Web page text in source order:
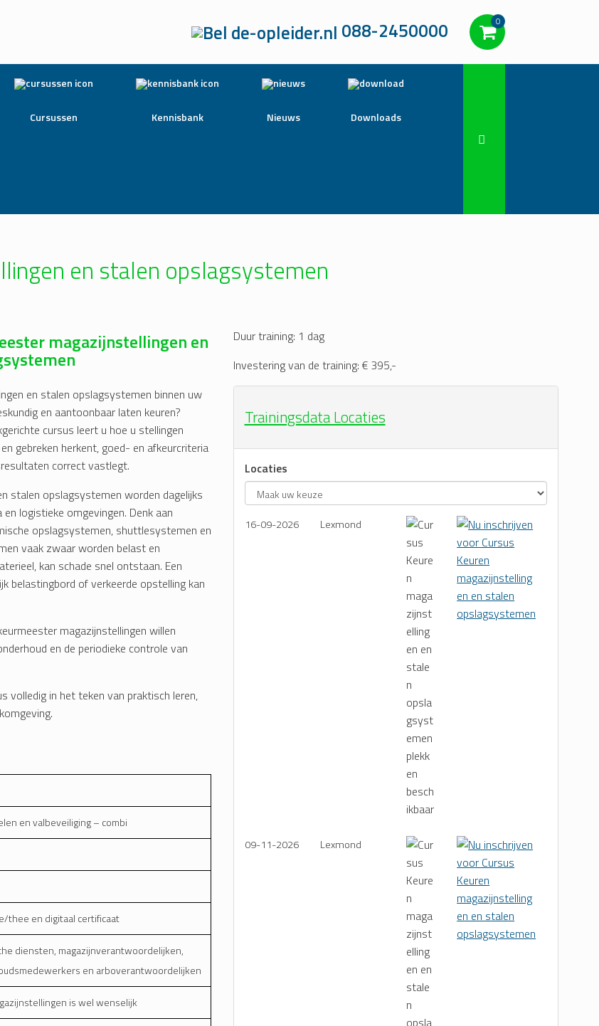
088-2450000 0
Cursussen Kennisbank Nieuws Downloads
en stalen opslagsystemen
magazijnstellingen en
en stalen opslagsystemen binnen uw
en aantoonbaar laten keuren?
cursus leert u hoe u stellingen
gebreken herkent, goed- en afkeurcriteria
correct vastlegt.
stalen opslagsystemen worden dagelijks
logistieke omgevingen. Denk aan
opslagsystemen, shuttlesystemen en
vaak zwaar worden belast en
kan schade snel ontstaan. Een
belastingbord of verkeerde opstelling kan
magazijnstellingen willen
en de periodieke controle van
volledig in het teken van praktisch leren,
en valbeveiliging – combi
thee en digitaal certificaat
diensten, magazijnverantwoordelijken,
en arboverantwoordelijken
is wel wenselijk
Duur training: 1 dag
Investering van de training: € 395,-
Trainingsdata Locaties
Locaties
16-09-2026 Lexmond
09-11-2026 Lexmond